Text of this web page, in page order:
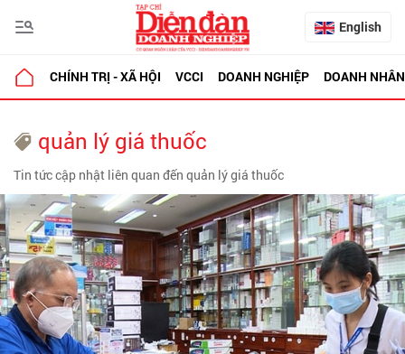
English
CHÍNH TRỊ - XÃ HỘI VCCI DOANH NGHIỆP DOANH NHÂN
quản lý giá thuốc
Tin tức cập nhật liên quan đến quản lý giá thuốc